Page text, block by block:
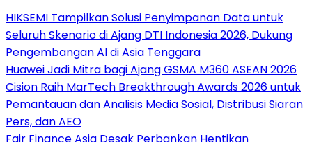
HIKSEMI Tampilkan Solusi Penyimpanan Data untuk
Seluruh Skenario di Ajang DTI Indonesia 2026, Dukung
Pengembangan AI di Asia Tenggara
Huawei Jadi Mitra bagi Ajang GSMA M360 ASEAN 2026
Cision Raih MarTech Breakthrough Awards 2026 untuk
Pemantauan dan Analisis Media Sosial, Distribusi Siaran
Pers, dan AEO
Fair Finance Asia Desak Perbankan Hentikan